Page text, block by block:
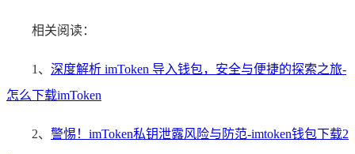
相关阅读：
1、 深度解析 imToken 导入钱包，安全与便捷的探索之旅-
怎么下载imToken
2、 警惕！imToken私钥泄露风险与防范-imtoken钱包下载2